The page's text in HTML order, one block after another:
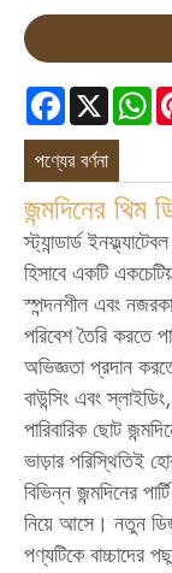
Facebook
X
পণ্যের বর্ণনা
জন্মদিনের থিম
স্ট্যান্ডার্ড
হিসাবে একটি
স্পন্দনশীল এবং
পরিবেশ তৈরি করতে
অভিজ্ঞতা প্রদান
বাউন্সিং এবং
পারিবারিক ছোট
ভাড়ার পরিস্থিতিই
বিভিন্ন জন্মদিনের
নিয়ে আসে। নতুন
পণ্যটিকে বাচ্চাদের